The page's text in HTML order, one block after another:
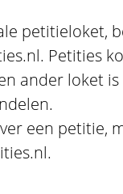
petitieloket,
Petities
ander loket
een petitie,